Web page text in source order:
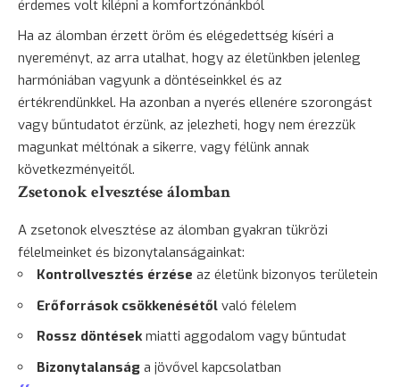
érdemes volt kilépni a komfortzónánkból
Ha az álomban érzett öröm és elégedettség kíséri a
nyereményt, az arra utalhat, hogy az életünkben jelenleg
harmóniában vagyunk a döntéseinkkel és az
értékrendünkkel. Ha azonban a nyerés ellenére szorongást
vagy bűntudatot érzünk, az jelezheti, hogy nem érezzük
magunkat méltónak a sikerre, vagy félünk annak
következményeitől.
Zsetonok elvesztése álomban
A zsetonok elvesztése az álomban gyakran tükrözi
félelmeinket és bizonytalanságainkat:
Kontrollvesztés érzése az életünk bizonyos területein
Erőforrások csökkenésétől való félelem
Rossz döntésekmiatti aggodalom vagy bűntudat
Bizonytalanság a jövővel kapcsolatban